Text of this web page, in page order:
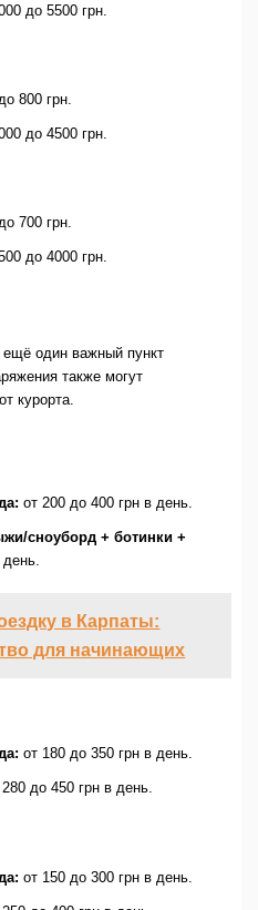
до 5500 грн.
800 грн.
до 4500 грн.
700 грн.
до 4000 грн.
один важный пункт
также могут
курорта.
от 200 до 400 грн в день.
сноуборд + ботинки +
в Карпаты:
для начинающих
от 180 до 350 грн в день.
280 до 450 грн в день.
от 150 до 300 грн в день.